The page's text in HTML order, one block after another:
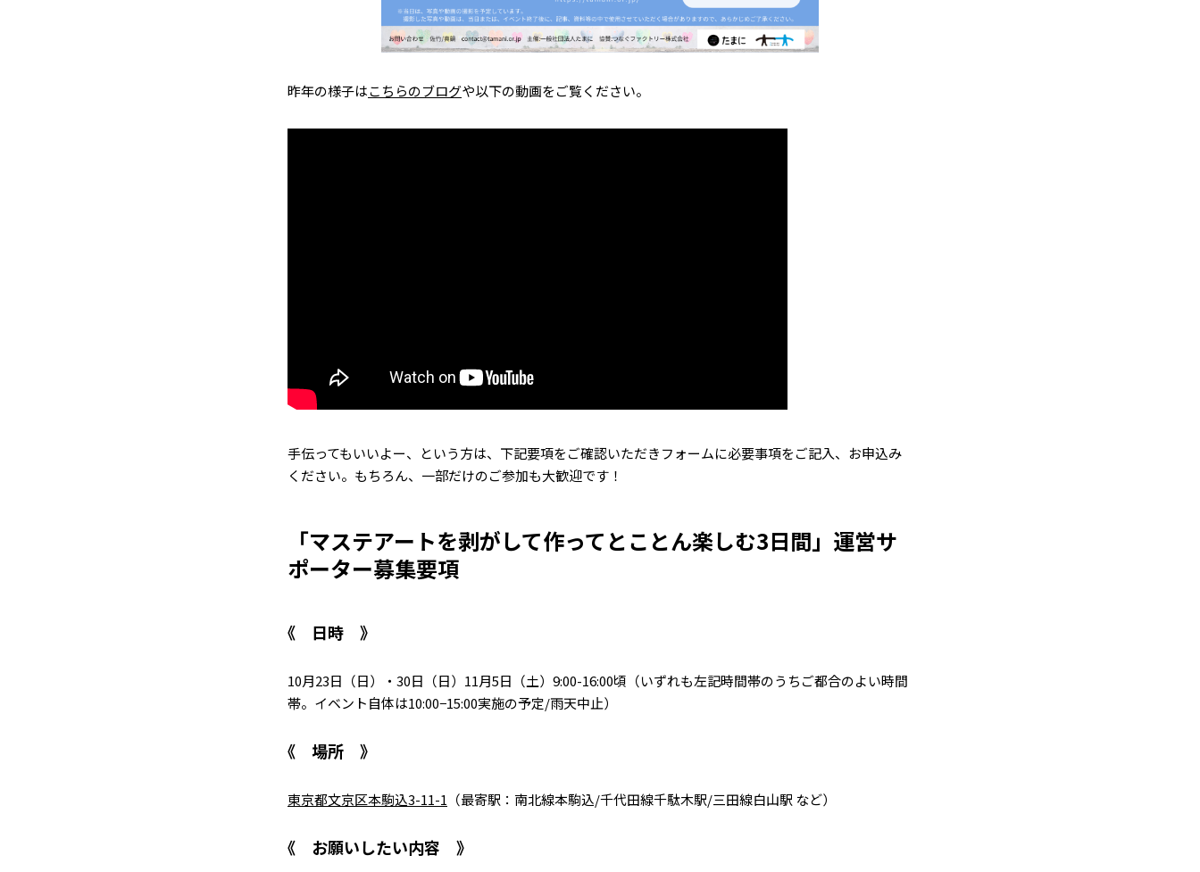
昨年の様子はこちらのブログや以下の動画をご覧ください。
手伝ってもいいよー、という方は、下記要項をご確認いただきフォームに必要事項をご記入、お申込み
ください。もちろん、一部だけのご参加も大歓迎です！
「マステアートを剥がして作ってとことん楽しむ3日間」運営サ
ポーター募集要項
日時
10月23日（日）・30日（日）11月5日（土）9:00-16:00頃（いずれも左記時間帯のうちご都合のよい時間
帯。イベント自体は10:00−15:00実施の予定/雨天中止）
場所
東京都文京区本駒込3-11-1 （最寄駅：南北線本駒込/千代田線千駄木駅/三田線白山駅 など）
お願いしたい内容